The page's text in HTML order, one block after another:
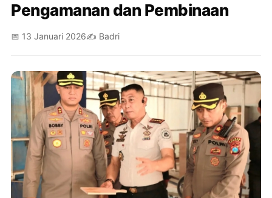
Pengamanan dan Pembinaan
📅 13 Januari 2026✍️ Badri